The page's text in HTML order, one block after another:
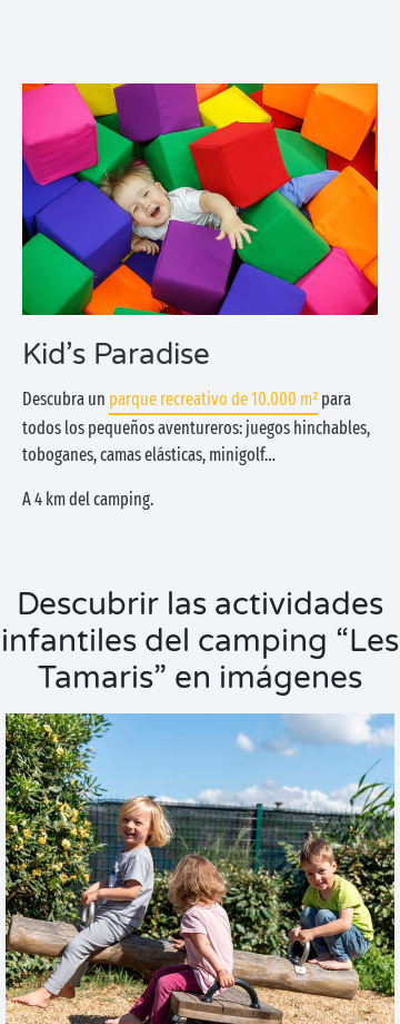
Kid’s Paradise
Descubra un parque recreativo de 10.000 m² para
todos los pequeños aventureros: juegos hinchables,
toboganes, camas elásticas, minigolf…
A 4 km del camping.
Descubrir las actividades
infantiles del camping “Les
Tamaris” en imágenes